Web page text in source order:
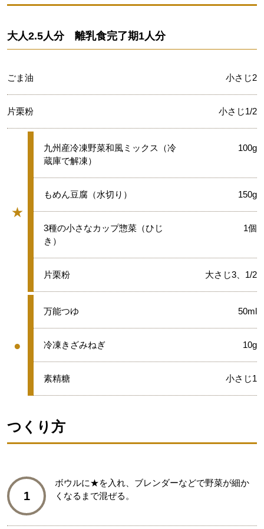
大人2.5人分 離乳食完了期1人分
ごま油 小さじ2
片栗粉 小さじ1/2
★
グループ
★
九州産冷凍野菜和風ミックス（冷
蔵庫で解凍）
100g
★
もめん豆腐（水切り） 150g
★
3種の小さなカップ惣菜（ひじ
き）
1個
★
片栗粉 大さじ3、1/2
●
グループ
●
万能つゆ 50ml
●
冷凍きざみねぎ 10g
●
素精糖 小さじ1
つくり方
1
ボウルに★を入れ、ブレンダーなどで野菜が細か
くなるまで混ぜる。